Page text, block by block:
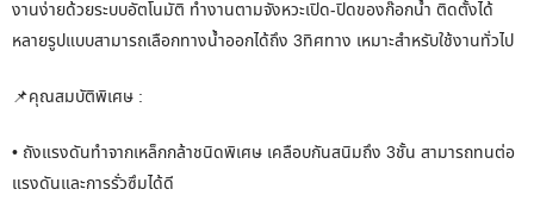
งานง่ายด้วยระบบอัตโนมัติ ทำงานตามจังหวะเปิด-ปิดของก๊อกน้ำ ติดตั้งได้
หลายรูปแบบสามารถเลือกทางน้ำออกได้ถึง 3ทิศทาง เหมาะสำหรับใช้งานทั่วไป
📌คุณสมบัติพิเศษ :
• ถังแรงดันทำจากเหล็กกล้าชนิดพิเศษ เคลือบกันสนิมถึง 3ชั้น สามารถทนต่อ
แรงดันและการรั่วซึมได้ดี